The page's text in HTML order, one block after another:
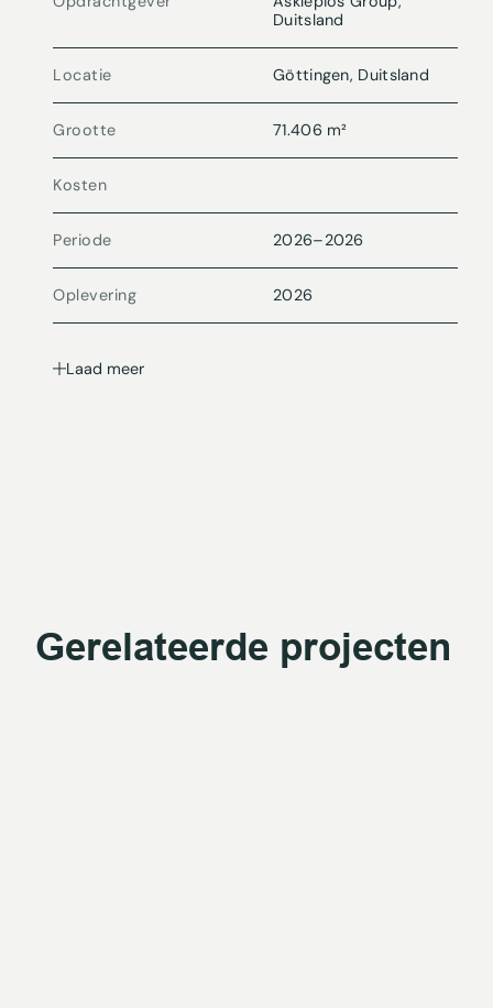
Duitsland
Locatie Göttingen, Duitsland
Grootte 71.406 m²
Kosten
Periode 2026–2026
Oplevering 2026
Laad meer
Gerelateerde projecten